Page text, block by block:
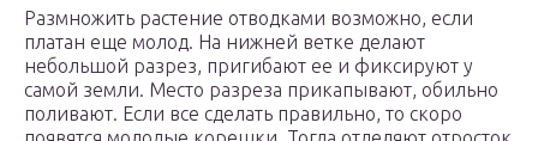
Размножить растение отводками возможно, если
платан еще молод. На нижней ветке делают
небольшой разрез, пригибают ее и фиксируют у
самой земли. Место разреза прикапывают, обильно
поливают. Если все сделать правильно, то скоро